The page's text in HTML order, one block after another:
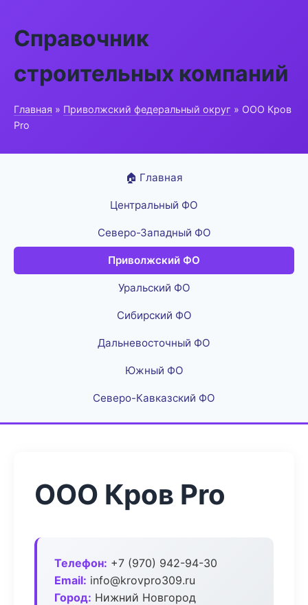
Справочник
строительных компаний
Главная » Приволжский федеральный округ » ООО Кров
Pro
🏠 Главная
Центральный ФО
Северо-Западный ФО
Приволжский ФО
Уральский ФО
Сибирский ФО
Дальневосточный ФО
Южный ФО
Северо-Кавказский ФО
ООО Кров Pro
Телефон: +7 (970) 942-94-30
Email: info@krovpro309.ru
Город: Нижний Новгород